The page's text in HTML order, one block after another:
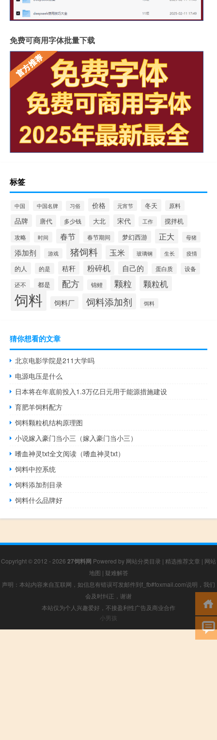
免费可商用字体批量下载
标签
中国 中国名牌 习俗 价格 元宵节 冬天 原料
品牌 唐代 多少钱 大北 宋代 工作 搅拌机
攻略 时间 春节 春节期间 梦幻西游 正大 母猪
添加剂 游戏 猪饲料 玉米 玻璃钢 生长 疫情
的人 的是 秸秆 粉碎机 自己的 蛋白质 设备
还不 都是 配方 锦鲤 颗粒 颗粒机
饲料 饲料厂 饲料添加剂 饵料
猜你想看的文章
北京电影学院是211大学吗
电源电压是什么
日本将在年底前投入1.3万亿日元用于能源措施建设
育肥羊饲料配方
饲料颗粒机结构原理图
小说嫁入豪门当小三（嫁入豪门当小三）
嗜血神灵txt全文阅读（嗜血神灵txt）
饲料中控系统
饲料添加剂目录
饲料什么品牌好
Copyright © 2012 - 2026 27饲料网 Powered by 网站分类目录 | 精选推荐文章 | 网站
地图 | 疑难解答
声明：本站内容来自互联网，如信息有错误可发邮件到f_fb#foxmail.com说明，我们
会及时纠正，谢谢
本站仅为个人兴趣爱好，不接盈利性广告及商业合作
小男孩